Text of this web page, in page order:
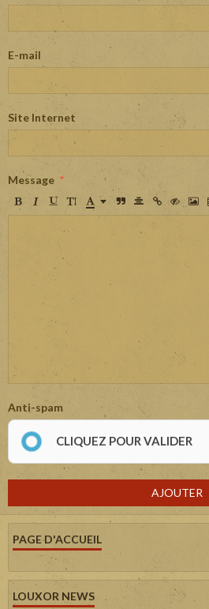
E-mail
Site Internet
Message
Anti-spam
CLIQUEZ POUR VALIDER
AJOUTER
PAGE D'ACCUEIL
LOUXOR NEWS